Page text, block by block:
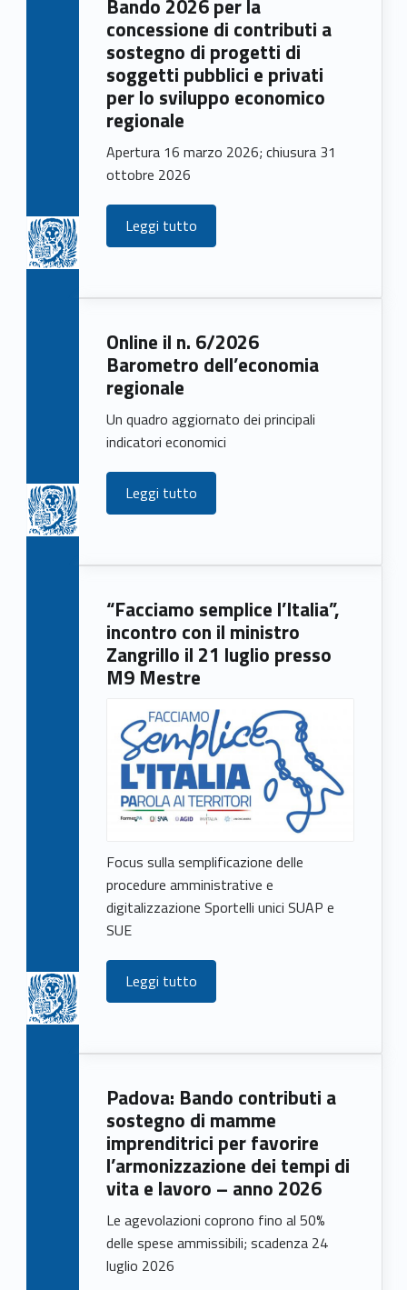
Bando 2026 per la
concessione di contributi a
sostegno di progetti di
soggetti pubblici e privati
per lo sviluppo economico
regionale
Apertura 16 marzo 2026; chiusura 31
ottobre 2026
Leggi tutto
Online il n. 6/2026
Barometro dell’economia
regionale
Un quadro aggiornato dei principali
indicatori economici
Leggi tutto
“Facciamo semplice l’Italia”,
incontro con il ministro
Zangrillo il 21 luglio presso
M9 Mestre
Focus sulla semplificazione delle
procedure amministrative e
digitalizzazione Sportelli unici SUAP e
SUE
Leggi tutto
Padova: Bando contributi a
sostegno di mamme
imprenditrici per favorire
l’armonizzazione dei tempi di
vita e lavoro – anno 2026
Le agevolazioni coprono fino al 50%
delle spese ammissibili; scadenza 24
luglio 2026